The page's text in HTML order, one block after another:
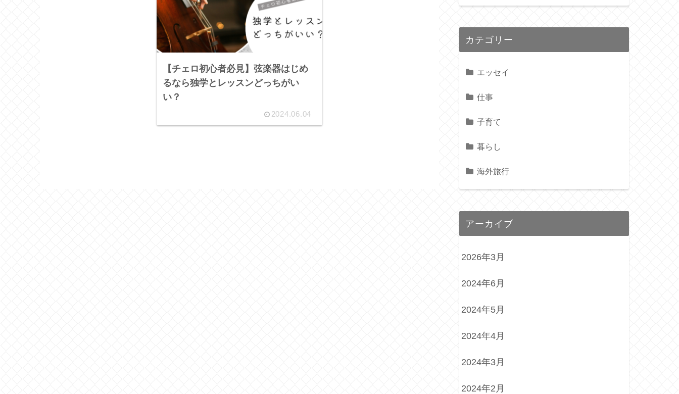
【チェロ初心者必見】弦楽器はじめ
るなら独学とレッスンどっちがい
い？
2024.06.04
カテゴリー
エッセイ
仕事
子育て
暮らし
海外旅行
アーカイブ
2026年3月
2024年6月
2024年5月
2024年4月
2024年3月
2024年2月